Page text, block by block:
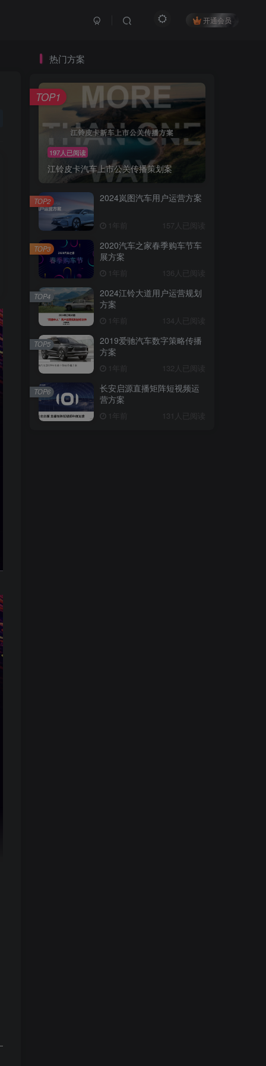
开通会员
热门方案
197人已阅读
江铃皮卡汽车上市公关传播策划案
TOP1
2024岚图汽车用户运营方案
1年前 157人已阅读
TOP2
2020汽车之家春季购车节车
展方案
1年前 136人已阅读
TOP3
2024江铃大道用户运营规划
方案
1年前 134人已阅读
TOP4
2019爱驰汽车数字策略传播
方案
1年前 132人已阅读
TOP5
长安启源直播矩阵短视频运
营方案
1年前 131人已阅读
TOP6